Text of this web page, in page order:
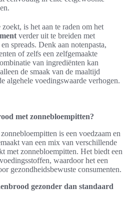
is het aan te raden om het
verder uit te breiden met
spreads. Denk aan notenpasta,
of zelfs een zelfgemaakte
van ingrediënten kan
de smaak van de maaltijd
algehele voedingswaarde verhogen.
met zonnebloempitten?
is een voedzaam en
van een mix van verschillende
met zonnebloempitten. Het biedt een
waardoor het een
gezondheidsbewuste consumenten.
gezonder dan standaard